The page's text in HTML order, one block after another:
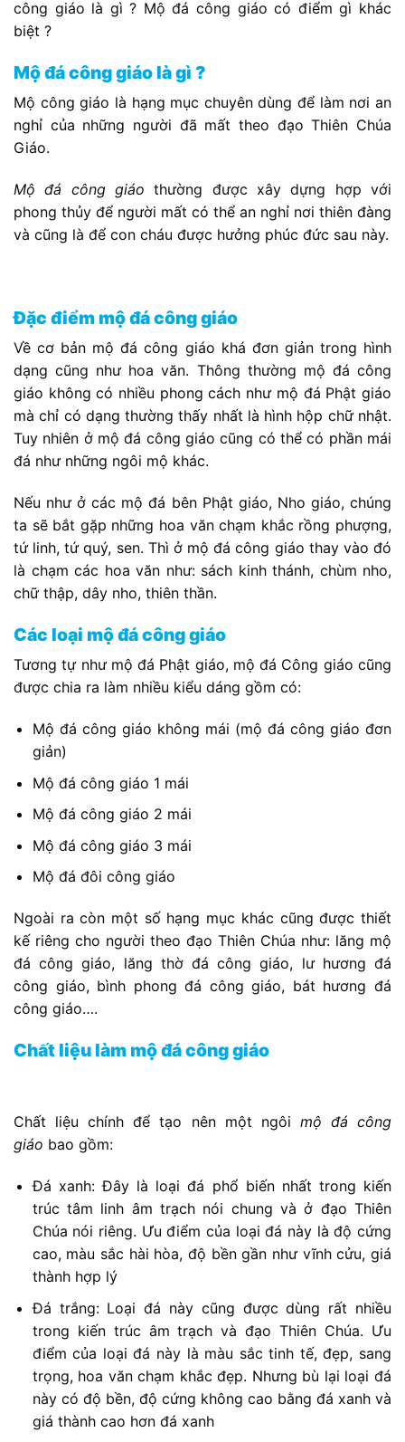
công giáo là gì ? Mộ đá công giáo có điểm gì khác
biệt ?
Mộ đá công giáo là gì ?
Mộ công giáo là hạng mục chuyên dùng để làm nơi an
nghỉ của những người đã mất theo đạo Thiên Chúa
Giáo.
Mộ đá công giáo thường được xây dựng hợp với
phong thủy để người mất có thể an nghỉ nơi thiên đàng
và cũng là để con cháu được hưởng phúc đức sau này.
Đặc điểm mộ đá công giáo
Về cơ bản mộ đá công giáo khá đơn giản trong hình
dạng cũng như hoa văn. Thông thường mộ đá công
giáo không có nhiều phong cách như mộ đá Phật giáo
mà chỉ có dạng thường thấy nhất là hình hộp chữ nhật.
Tuy nhiên ở mộ đá công giáo cũng có thể có phần mái
đá như những ngôi mộ khác.
Nếu như ở các mộ đá bên Phật giáo, Nho giáo, chúng
ta sẽ bắt gặp những hoa văn chạm khắc rồng phượng,
tứ linh, tứ quý, sen. Thì ở mộ đá công giáo thay vào đó
là chạm các hoa văn như: sách kinh thánh, chùm nho,
chữ thập, dây nho, thiên thần.
Các loại mộ đá công giáo
Tương tự như mộ đá Phật giáo, mộ đá Công giáo cũng
được chia ra làm nhiều kiểu dáng gồm có:
Mộ đá công giáo không mái (mộ đá công giáo đơn
giản)
Mộ đá công giáo 1 mái
Mộ đá công giáo 2 mái
Mộ đá công giáo 3 mái
Mộ đá đôi công giáo
Ngoài ra còn một số hạng mục khác cũng được thiết
kế riêng cho người theo đạo Thiên Chúa như: lăng mộ
đá công giáo, lăng thờ đá công giáo, lư hương đá
công giáo, bình phong đá công giáo, bát hương đá
công giáo….
Chất liệu làm mộ đá công giáo
Chất liệu chính để tạo nên một ngôi mộ đá công
giáo bao gồm:
Đá xanh: Đây là loại đá phổ biến nhất trong kiến
trúc tâm linh âm trạch nói chung và ở đạo Thiên
Chúa nói riêng. Ưu điểm của loại đá này là độ cứng
cao, màu sắc hài hòa, độ bền gần như vĩnh cửu, giá
thành hợp lý
Đá trắng: Loại đá này cũng được dùng rất nhiều
trong kiến trúc âm trạch và đạo Thiên Chúa. Ưu
điểm của loại đá này là màu sắc tinh tế, đẹp, sang
trọng, hoa văn chạm khắc đẹp. Nhưng bù lại loại đá
này có độ bền, độ cứng không cao bằng đá xanh và
giá thành cao hơn đá xanh